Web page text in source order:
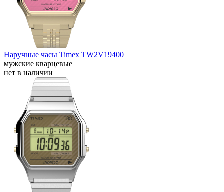
Наручные часы Timex TW2V19400
мужские кварцевые
нет в наличии